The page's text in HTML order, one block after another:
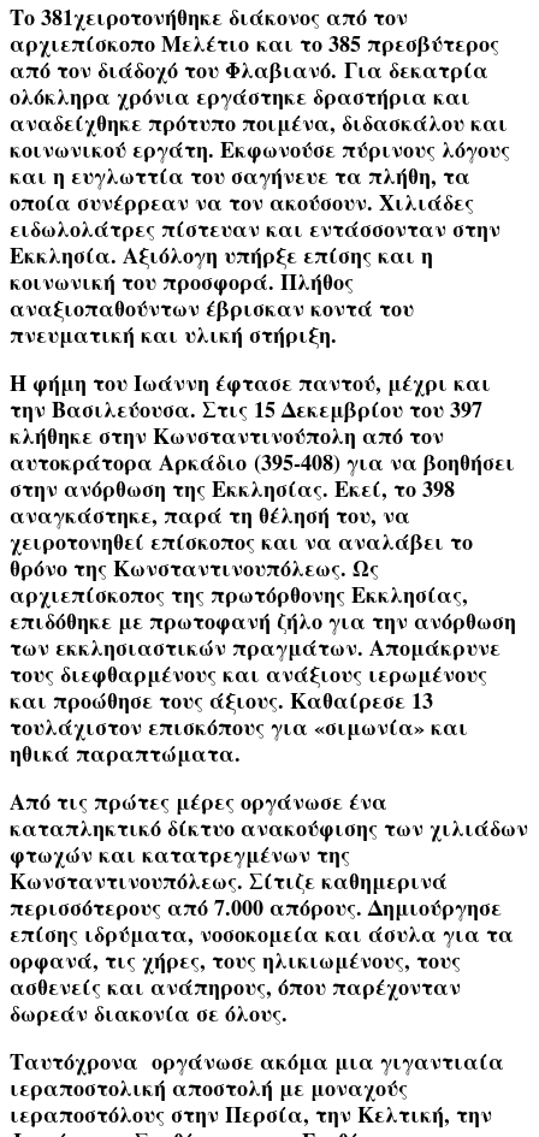
Το 381χειροτονήθηκε διάκονος από τον
αρχιεπίσκοποΜελέτιο και το 385 πρεσβύτερος
από τον διάδοχό τουΦλαβιανό. Για δεκατρία
ολόκληρα χρόνια εργάστηκε δραστήρια και
αναδείχθηκε πρότυπο ποιμένα, διδασκάλου και
κοινωνικού εργάτη. Εκφωνούσε πύρινους λόγους
και η ευγλωττία του σαγήνευε τα πλήθη, τα
οποία συνέρρεαν να τον ακούσουν. Χιλιάδες
ειδωλολάτρες πίστευαν και εντάσσονταν στην
Εκκλησία. Αξιόλογη υπήρξε επίσης και η
κοινωνική του προσφορά. Πλήθος
αναξιοπαθούντων έβρισκαν κοντά του
πνευματική και υλική στήριξη.
Η φήμη του Ιωάννη έφτασε παντού, μέχρι και
την Βασιλεύουσα. Στις 15 Δεκεμβρίου του 397
κλήθηκε στην Κωνσταντινούπολη από τον
αυτοκράτορα Αρκάδιο (395-408) για να βοηθήσει
στην ανόρθωση της Εκκλησίας. Εκεί, το 398
αναγκάστηκε, παρά τη θέλησή του, να
χειροτονηθεί επίσκοπος και να αναλάβει το
θρόνο της Κωνσταντινουπόλεως. Ως
αρχιεπίσκοπος της πρωτόρθονης Εκκλησίας,
επιδόθηκε με πρωτοφανή ζήλο για την ανόρθωση
των εκκλησιαστικών πραγμάτων. Απομάκρυνε
τους διεφθαρμένους και ανάξιους ιερωμένους
και προώθησε τους άξιους. Καθαίρεσε 13
τουλάχιστον επισκόπους για «σιμωνία» και
ηθικά παραπτώματα.
Από τις πρώτες μέρες οργάνωσε ένα
καταπληκτικό δίκτυο ανακούφισης των χιλιάδων
φτωχών και κατατρεγμένων της
Κωνσταντινουπόλεως. Σίτιζε καθημερινά
περισσότερους από 7.000 απόρους. Δημιούργησε
επίσης ιδρύματα, νοσοκομεία και άσυλα για τα
ορφανά, τις χήρες, τους ηλικιωμένους, τους
ασθενείς και ανάπηρους, όπου παρέχονταν
δωρεάν διακονία σε όλους.
Ταυτόχρονα οργάνωσε ακόμα μια γιγαντιαία
ιεραποστολική αποστολή με μοναχούς
ιεραποστόλους στηνΠερσία, τηνΚελτική, την